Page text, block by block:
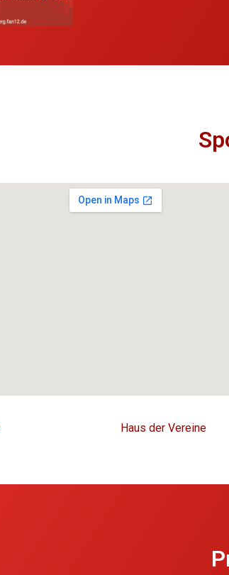
Haus der Vereine